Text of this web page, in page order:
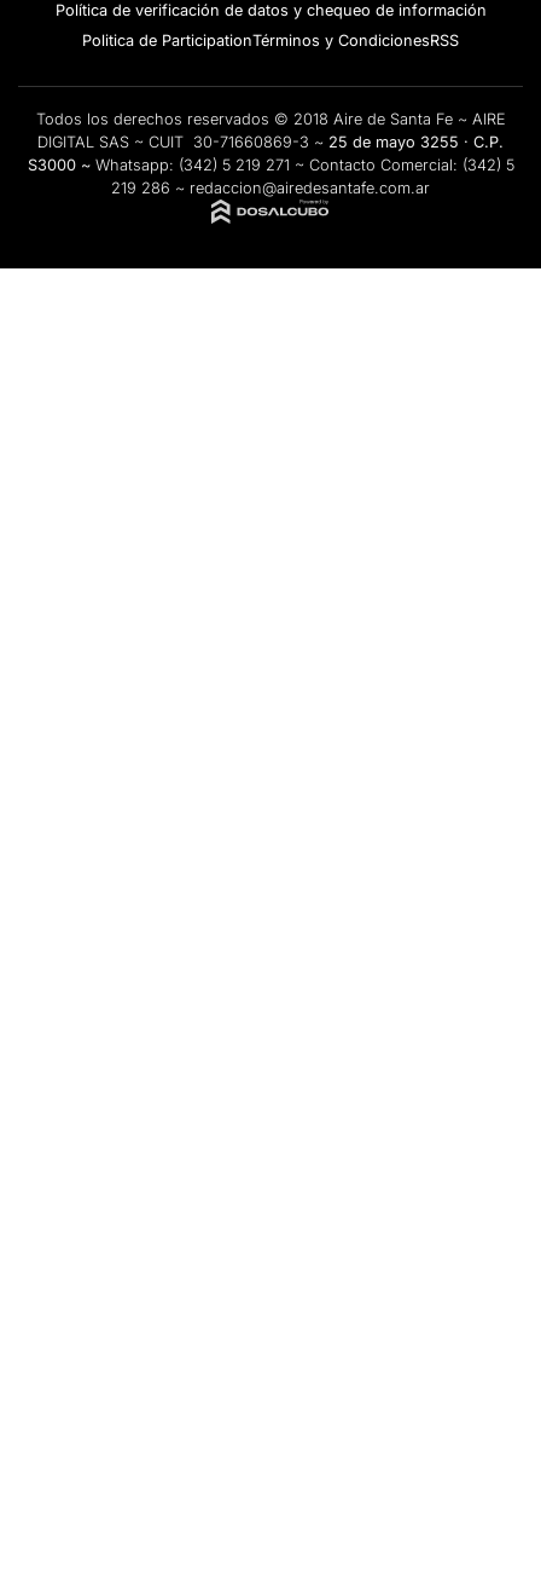
Política de verificación de datos y chequeo de información
Politica de ParticipationTérminos y CondicionesRSS
Todos los derechos reservados © 2018 Aire de Santa Fe ~ AIRE
DIGITAL SAS ~ CUIT 30-71660869-3 ~ 25 de mayo 3255 · C.P.
S3000 ~ Whatsapp: (342) 5 219 271 ~ Contacto Comercial: (342) 5
219 286 ~ redaccion@airedesantafe.com.ar